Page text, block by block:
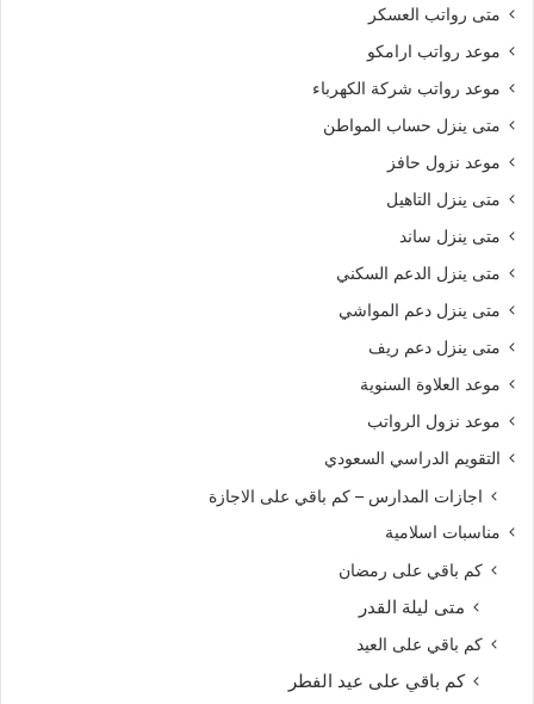
متى رواتب العسكر
موعد رواتب ارامكو
موعد رواتب شركة الكهرباء
متى ينزل حساب المواطن
موعد نزول حافز
متى ينزل التاهيل
متى ينزل ساند
متى ينزل الدعم السكني
متى ينزل دعم المواشي
متى ينزل دعم ريف
موعد العلاوة السنوية
موعد نزول الرواتب
التقويم الدراسي السعودي
اجازات المدارس – كم باقي على الاجازة
مناسبات اسلامية
كم باقي على رمضان
متى ليلة القدر
كم باقي على العيد
كم باقي على عيد الفطر